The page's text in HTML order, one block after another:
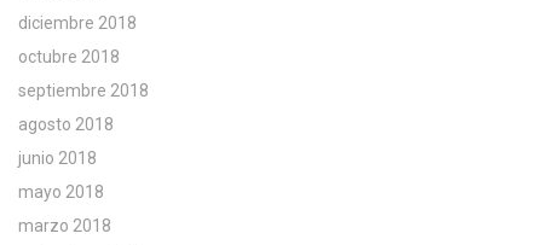
diciembre 2018
octubre 2018
septiembre 2018
agosto 2018
junio 2018
mayo 2018
marzo 2018